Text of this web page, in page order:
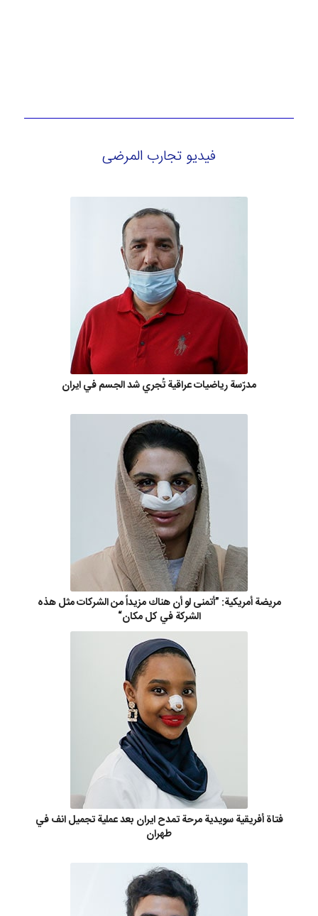
فيديو تجارب المرضى
مدرّسة رياضيات عراقية تُجري شد الجسم في ايران
مريضة أمريكية: ”أتمنى لو أن هناك مزيداً من الشركات مثل هذه
الشركة في كل مكان“
فتاة أفريقية سويدية مرحة تمدح ايران بعد عملية تجميل انف في
طهران